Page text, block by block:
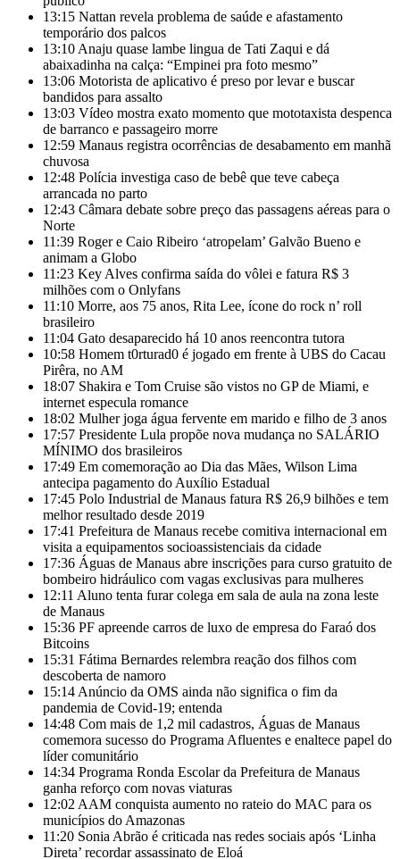
13:15 Nattan revela problema de saúde e afastamento
temporário dos palcos
13:10 Anaju quase lambe lingua de Tati Zaqui e dá
abaixadinha na calça: “Empinei pra foto mesmo”
13:06 Motorista de aplicativo é preso por levar e buscar
bandidos para assalto
13:03 Vídeo mostra exato momento que mototaxista despenca
de barranco e passageiro morre
12:59 Manaus registra ocorrências de desabamento em manhã
chuvosa
12:48 Polícia investiga caso de bebê que teve cabeça
arrancada no parto
12:43 Câmara debate sobre preço das passagens aéreas para o
Norte
11:39 Roger e Caio Ribeiro ‘atropelam’ Galvão Bueno e
animam a Globo
11:23 Key Alves confirma saída do vôlei e fatura R$ 3
milhões com o Onlyfans
11:10 Morre, aos 75 anos, Rita Lee, ícone do rock n’ roll
brasileiro
11:04 Gato desaparecido há 10 anos reencontra tutora
10:58 Homem t0rturad0 é jogado em frente à UBS do Cacau
Pirêra, no AM
18:07 Shakira e Tom Cruise são vistos no GP de Miami, e
internet especula romance
18:02 Mulher joga água fervente em marido e filho de 3 anos
17:57 Presidente Lula propõe nova mudança no SALÁRIO
MÍNIMO dos brasileiros
17:49 Em comemoração ao Dia das Mães, Wilson Lima
antecipa pagamento do Auxílio Estadual
17:45 Polo Industrial de Manaus fatura R$ 26,9 bilhões e tem
melhor resultado desde 2019
17:41 Prefeitura de Manaus recebe comitiva internacional em
visita a equipamentos socioassistenciais da cidade
17:36 Águas de Manaus abre inscrições para curso gratuito de
bombeiro hidráulico com vagas exclusivas para mulheres
12:11 Aluno tenta furar colega em sala de aula na zona leste
de Manaus
15:36 PF apreende carros de luxo de empresa do Faraó dos
Bitcoins
15:31 Fátima Bernardes relembra reação dos filhos com
descoberta de namoro
15:14 Anúncio da OMS ainda não significa o fim da
pandemia de Covid-19; entenda
14:48 Com mais de 1,2 mil cadastros, Águas de Manaus
comemora sucesso do Programa Afluentes e enaltece papel do
líder comunitário
14:34 Programa Ronda Escolar da Prefeitura de Manaus
ganha reforço com novas viaturas
12:02 AAM conquista aumento no rateio do MAC para os
municípios do Amazonas
11:20 Sonia Abrão é criticada nas redes sociais após ‘Linha
Direta’ recordar assassinato de Eloá